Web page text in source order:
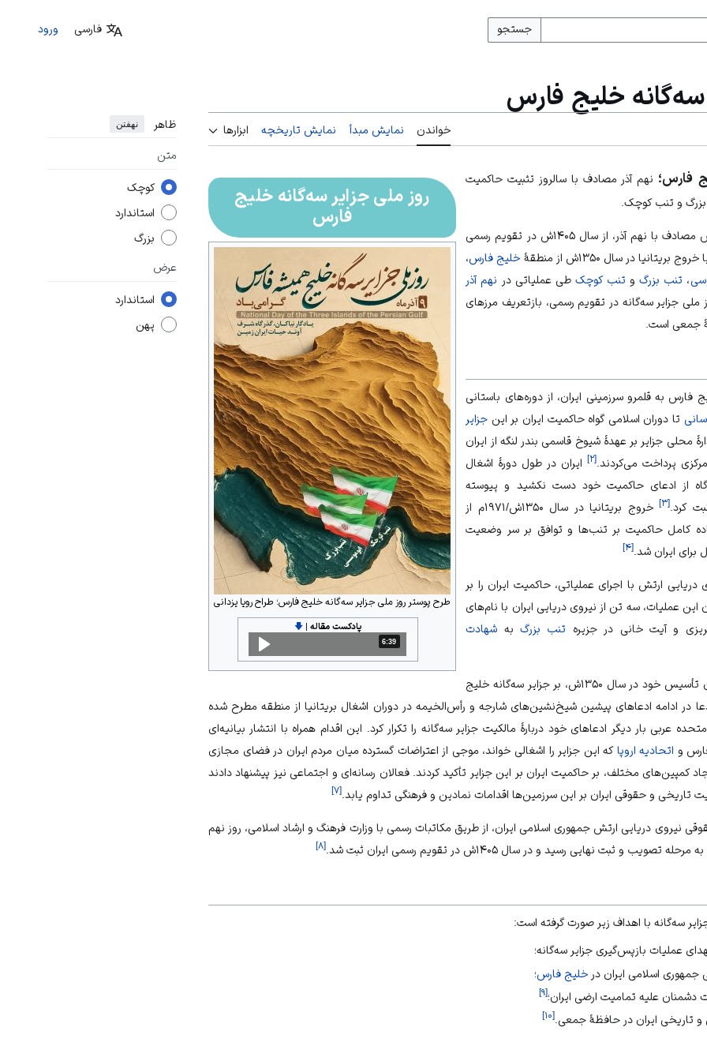
جستجو فارسی ورود
سه‌گانه خلیج فارس
خواندن نمایش مبدأ نمایش تاریخچه ابزارها ظاهر نهفتن
متن
کوچک
استاندارد
بزرگ
عرض
استاندارد
پهن
روز ملی جزایر سه‌گانه خلیج
فارس
طرح پوستر روز ملی جزایر سه‌گانه خلیج فارس؛ طراح رویا یزدانی
پادکست مقاله |
🡇
مدت: 6 دقیقه و 39 ثانیه
6:39
فارس؛ نهم آذر مصادف با سالروز تثبیت حاکمیت
بزرگ و تنب کوچک.
روز ملی جزایر سه‌گانه خلیج فارس مصادف با نهم آذر، از سال ۱۴۰۵ش در تقویم رسمی
در سال ۱۳۵۰ش از منطقهٔ
خلیج فارس،
، تنب بزرگو تنب کوچک طی عملیاتی در نهم آذر
جزایر سه‌گانه در تقویم رسمی، بازتعریف مرزهای
جمعی است.
فارس به قلمرو سرزمینی ایران، از دوره‌های باستانی
تا دوران اسلامی گواه حاکمیت ایران بر این جزایر
محلی جزایر بر عهدهٔ شیوخ قاسمی بندر لنگه از ایران
پرداخت می‌کردند.[۲]
ایران در طول دورهٔ اشغال
تا ۱۹۷۱م) هیچ‌گاه از ادعای حاکمیت خود دست نکشید و پیوسته
کرد.[۳]خروج بریتانیا
در سال ۱۳۵۰ش/۱۹۷۱م از
کامل حاکمیت بر تنب‌ها و توافق بر سر وضعیت
برای ایران شد.[۴]
این عملیات، سه تن از نیروی دریایی ایران با نام‌های
و آیت خانی در جزیره تنب بزرگبه شهادت
از زمان تأسیس خود در سال ۱۳۵۰ش، بر جزایر سه‌گانه خلیج
در ادامه ادعاهای پیشین شیخ‌نشین‌های شارجه و رأس‌الخیمه در دوران اشغال بریتانیا از منطقه مطرح شده
متحده عربی بار دیگر ادعاهای خود دربارهٔ مالکیت جزایر سه‌گانه را تکرار کرد. این اقدام همراه با انتشار بیانیه‌ای
و اتحادیه اروپا که این جزایر را اشغالی خواند، موجی از اعتراضات گسترده میان مردم ایران درفضای مجازی
کمپین‌های مختلف، بر حاکمیت ایران بر این جزایر تأکید کردند. فعالان رسانه‌ای و اجتماعی نیز پیشنهاد دادند
تاریخی و حقوقی ایران بر این سرزمین‌ها اقدامات نمادین و فرهنگی تداوم یابد.[۷]
نیروی دریایی ارتش جمهوری اسلامی ایران، از طریق مکاتبات رسمی با وزارت فرهنگ و ارشاد اسلامی، روز نهم
و ثبت نهایی رسید و در سال ۱۴۰۵ش در تقویم رسمی ایران ثبت شد.
[۸]
سه‌گانه با اهداف زیر صورت گرفته است:
عملیات بازپس‌گیری جزایر سه‌گانه؛
جمهوری اسلامی ایران در خلیج فارس؛
دشمنان علیه تمامیت ارضی ایران؛[۹]
و تاریخی ایران در حافظهٔ جمعی.[۱۰]